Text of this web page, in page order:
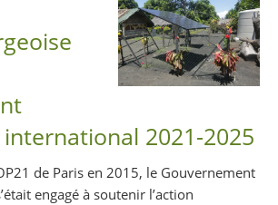
2021-2025
de Paris en 2015, le Gouvernement
engagé à soutenir l’action